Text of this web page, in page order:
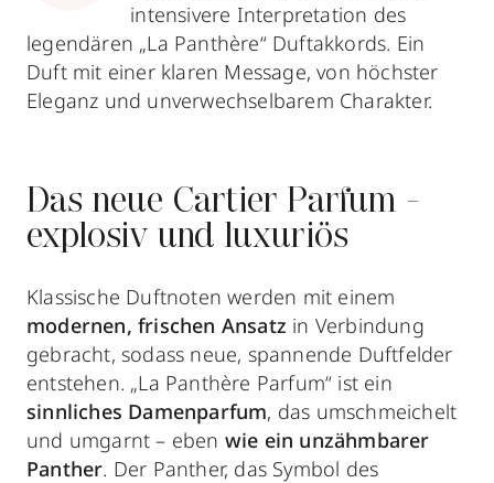
intensivere Interpretation des
legendären „La Panthère“ Duftakkords. Ein
Duft mit einer klaren Message, von höchster
Eleganz und unverwechselbarem Charakter.
Das neue Cartier Parfum -
explosiv und luxuriös
Klassische Duftnoten werden mit einem
modernen, frischen Ansatz in Verbindung
gebracht, sodass neue, spannende Duftfelder
entstehen. „La Panthère Parfum“ ist ein
sinnliches Damenparfum, das umschmeichelt
und umgarnt – eben wie ein unzähmbarer
Panther. Der Panther, das Symbol des